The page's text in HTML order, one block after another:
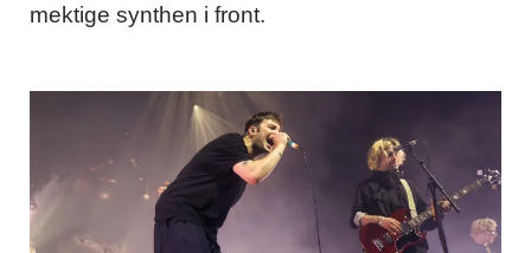
mektige synthen i front.